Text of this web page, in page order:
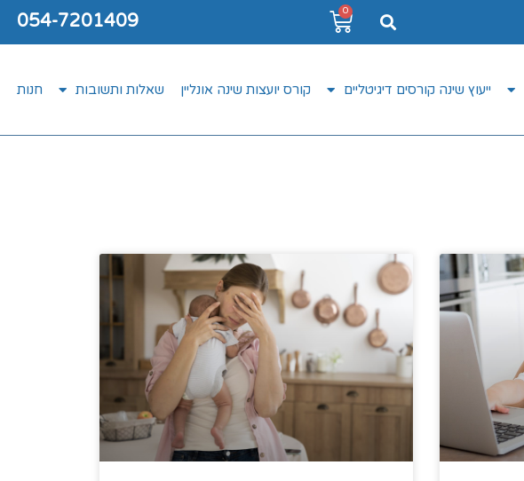
0
054-7201409
ייעוץ שינה קורסים דיגיטליים קורס יועצות שינה אונליין שאלות ותשובות חנות